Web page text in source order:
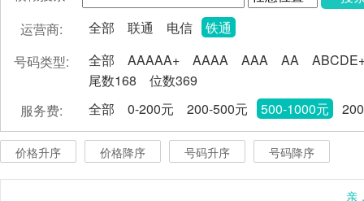
运营商:
全部 联通 电信
铁通
号码类型:
全部 AAAAA+ AAAA AAA AA
尾数168
位数369
服务费:
全部 0-200元 200-500元 500-1000元
价格升序 价格降序 号码升序 号码降序
亲